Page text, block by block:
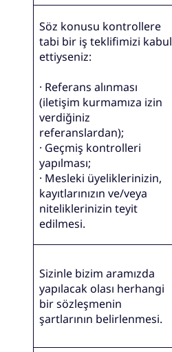
Söz konusu kontrollere
tabi bir iş teklifimizi kabul
ettiyseniz:
· Referans alınması
(iletişim kurmamıza izin
verdiğiniz
referanslardan);
· Geçmiş kontrolleri
yapılması;
· Mesleki üyeliklerinizin,
kayıtlarınızın ve/veya
niteliklerinizin teyit
edilmesi.
Sizinle bizim aramızda
yapılacak olası herhangi
bir sözleşmenin
şartlarının belirlenmesi.